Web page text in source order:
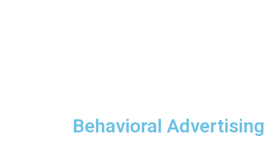
Behavioral Advertising